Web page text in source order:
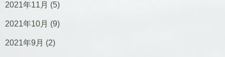
2021年11月 (5)
2021年10月 (9)
2021年9月 (2)